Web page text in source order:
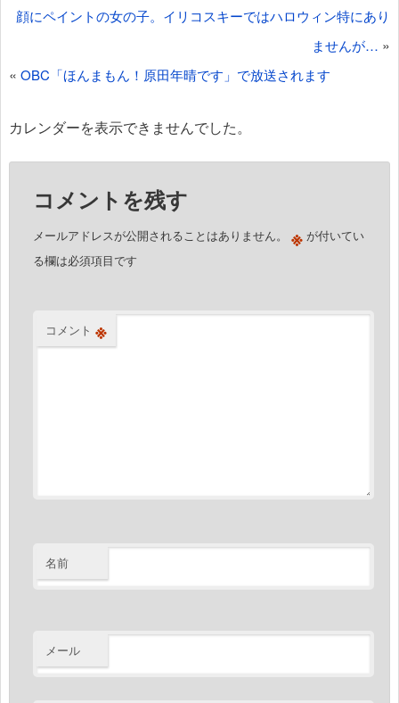
投
ナ
ゲ
顔にペイントの女の子。イリコスキーではハロウィン特にあり
ませんが… »
« OBC「ほんまもん！原田年晴です」で放送されます
カレンダーを表示できませんでした。
コメントを残す
メールアドレスが公開されることはありません。 ※が付いてい
る欄は必須項目です
コメント ※
名前
メール